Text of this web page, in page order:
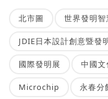
北市圖 世界發明
JDIE日本設計創意暨發
國際發明展 中國
Microchip 永春分